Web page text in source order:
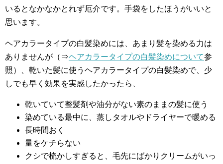
いるとなかなかとれず厄介です。手袋をしたほうがいいと
思います。
ヘアカラータイプの白髪染めには、あまり髪を染める力は
ありませんが（⇒ヘアカラータイプの白髪染めについて参
照）、乾いた髪に使うヘアカラータイプの白髪染めで、少
しでも早く効果を実感したかったら、
乾いていて整髪剤や油分がない素のままの髪に使う
染めている最中に、蒸しタオルやドライヤーで暖める
長時間おく
量をケチらない
クシで梳かしすぎると、毛先にばかりクリームがいっ